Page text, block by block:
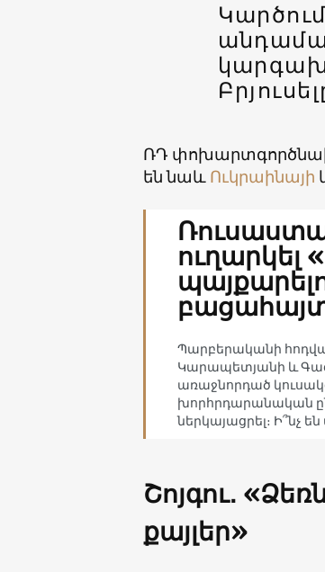
ՌԴ
են նաև Ուկրաինայի
ուղարկել
Պարբերականի
Կարապետյանի և
առաջնորդած
խորհրդարանական
ներկայացրել։ Ի՞նչ
Շոյգու․
քայլեր»